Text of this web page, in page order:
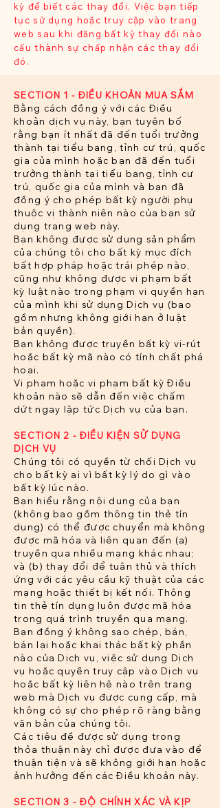
kỳ để biết các thay đổi. Việc bạn tiếp
tục sử dụng hoặc truy cập vào trang
web sau khi đăng bất kỳ thay đổi nào
cấu thành sự chấp nhận các thay đổi
đó.
SECTION 1 - ĐIỀU KHOẢN MUA SẮM
Bằng cách đồng ý với các Điều
khoản dịch vụ này, bạn tuyên bố
rằng bạn ít nhất đã đến tuổi trưởng
thành tại tiểu bang, tỉnh cư trú, quốc
gia của mình hoặc bạn đã đến tuổi
trưởng thành tại tiểu bang, tỉnh cư
trú, quốc gia của mình và bạn đã
đồng ý cho phép bất kỳ người phụ
thuộc vị thành niên nào của bạn sử
dụng trang web này.
Bạn không được sử dụng sản phẩm
của chúng tôi cho bất kỳ mục đích
bất hợp pháp hoặc trái phép nào,
cũng như không được vi phạm bất
kỳ luật nào trong phạm vi quyền hạn
của mình khi sử dụng Dịch vụ (bao
gồm nhưng không giới hạn ở luật
bản quyền).
Bạn không được truyền bất kỳ vi-rút
hoặc bất kỳ mã nào có tính chất phá
hoại.
Vi phạm hoặc vi phạm bất kỳ Điều
khoản nào sẽ dẫn đến việc chấm
dứt ngay lập tức Dịch vụ của bạn.
SECTION 2 - ĐIỀU KIỆN SỬ DỤNG
DỊCH VỤ
Chúng tôi có quyền từ chối Dịch vụ
cho bất kỳ ai vì bất kỳ lý do gì vào
bất kỳ lúc nào.
Bạn hiểu rằng nội dung của bạn
(không bao gồm thông tin thẻ tín
dụng) có thể được chuyển mà không
được mã hóa và liên quan đến (a)
truyền qua nhiều mạng khác nhau;
và (b) thay đổi để tuân thủ và thích
ứng với các yêu cầu kỹ thuật của các
mạng hoặc thiết bị kết nối. Thông
tin thẻ tín dụng luôn được mã hóa
trong quá trình truyền qua mạng.
Bạn đồng ý không sao chép, bán,
bán lại hoặc khai thác bất kỳ phần
nào của Dịch vụ, việc sử dụng Dịch
vụ hoặc quyền truy cập vào Dịch vụ
hoặc bất kỳ liên hệ nào trên trang
web mà Dịch vụ được cung cấp, mà
không có sự cho phép rõ ràng bằng
văn bản của chúng tôi.
Các tiêu đề được sử dụng trong
thỏa thuận này chỉ được đưa vào để
thuận tiện và sẽ không giới hạn hoặc
ảnh hưởng đến các Điều khoản này.
SECTION 3 - ĐỘ CHÍNH XÁC VÀ KỊP